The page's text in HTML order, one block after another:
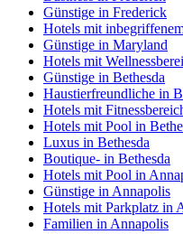
Günstige in Frederick
Hotels mit
Günstige in Maryland
Hotels mit
Günstige in Bethesda
Haustierfreundliche in
Hotels mit
Hotels mit Pool in
Luxus in Bethesda
Boutique- in Bethesda
Hotels mit Pool in
Günstige in Annapolis
Hotels mit Parkplatz in
Familien in Annapolis